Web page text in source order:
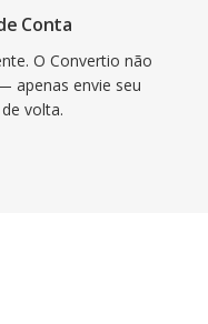
Conta
O Convertio não
apenas envie seu
volta.